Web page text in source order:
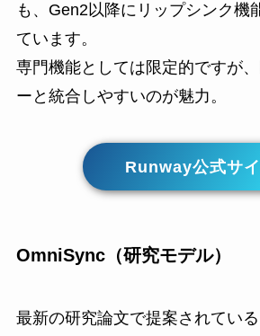
も、Gen2以降にリップシンク機
ています。
専門機能としては限定的ですが
ーと統合しやすいのが魅力。
Runway公式サ
OmniSync（研究モデル）
最新の研究論文で提案されている